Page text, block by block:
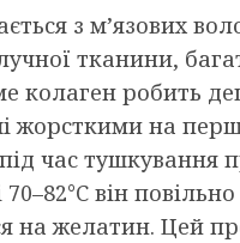
з м’язових
тканини,
колаген робить
жорсткими на
час тушкування
він повільно
на желатин. Цей